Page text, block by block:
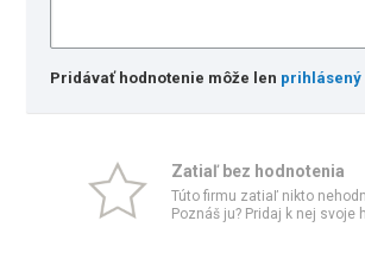
Pridávať hodnotenie môže len
Zatiaľ bez hodnotenia
Túto firmu zatiaľ nikto
Poznáš ju? Pridaj k nej svoje